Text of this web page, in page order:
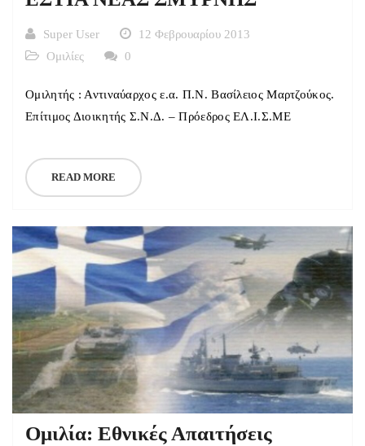
Super User
12 Φεβρουαρίου 2013
Ομιλίες
0
Ομιλητής : Αντιναύαρχος ε.α. Π.Ν. Βασίλειος Μαρτζούκος.
Επίτιμος Διοικητής Σ.Ν.Δ. – Πρόεδρος ΕΛ.Ι.Σ.ΜΕ
READ MORE
Ομιλία: Εθνικές Απαιτήσεις